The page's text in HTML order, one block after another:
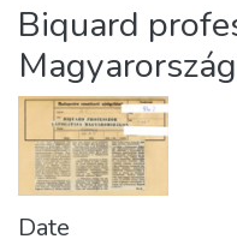
About us
Biquard
Date